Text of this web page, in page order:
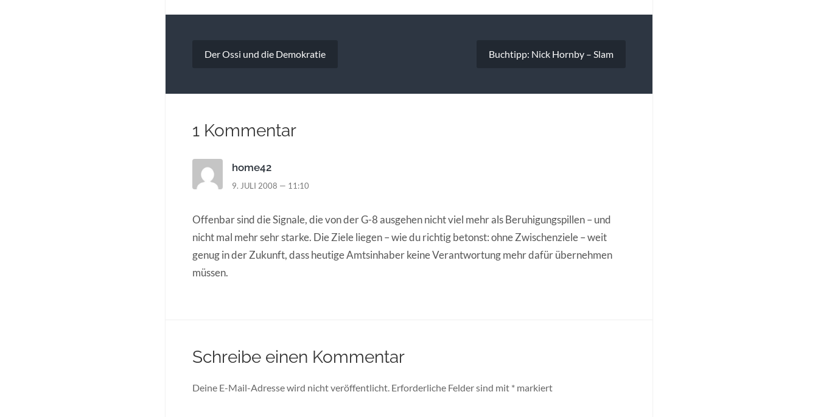
Der Ossi und die Demokratie Buchtipp: Nick Hornby – Slam
1 Kommentar
home42
9. JULI 2008 — 11:10
Offenbar sind die Signale, die von der G-8 ausgehen nicht viel mehr als Beruhigungspillen – und
nicht mal mehr sehr starke. Die Ziele liegen – wie du richtig betonst: ohne Zwischenziele – weit
genug in der Zukunft, dass heutige Amtsinhaber keine Verantwortung mehr dafür übernehmen
müssen.
Schreibe einen Kommentar
Deine E-Mail-Adresse wird nicht veröffentlicht. Erforderliche Felder sind mit * markiert